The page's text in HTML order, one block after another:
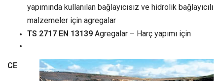
yapımında kullanılan bağlayıcısız ve hidrolik bağlayıcılı
malzemeler için agregalar
TS 2717 EN 13139 Agregalar – Harç yapımı için
CE